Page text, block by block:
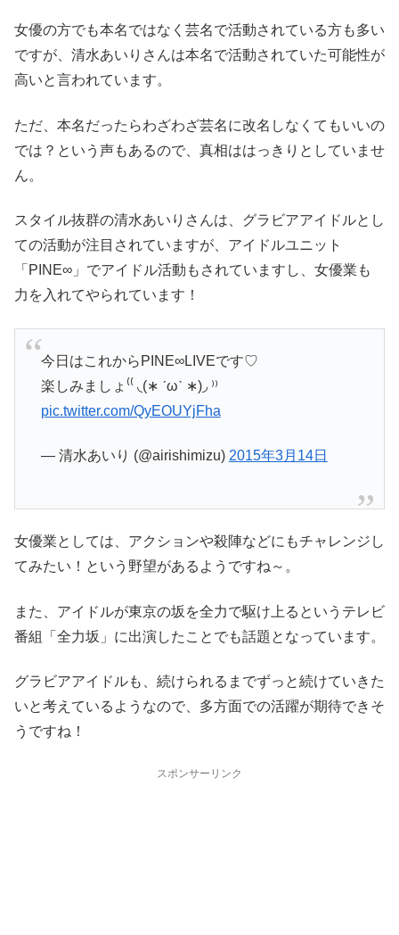
女優の方でも本名ではなく芸名で活動されている方も多い
ですが、清水あいりさんは本名で活動されていた可能性が
高いと言われています。
ただ、本名だったらわざわざ芸名に改名しなくてもいいの
では？という声もあるので、真相ははっきりとしていませ
ん。
スタイル抜群の清水あいりさんは、グラビアアイドルとし
ての活動が注目されていますが、アイドルユニット
「PINE∞」でアイドル活動もされていますし、女優業も
力を入れてやられています！
今日はこれからPINE∞LIVEです♡
楽しみましょ⁽⁽ ◟(∗ ˊωˋ ∗)◞ ⁾⁾
pic.twitter.com/QyEOUYjFha
— 清水あいり (@airishimizu) 2015年3月14日
女優業としては、アクションや殺陣などにもチャレンジし
てみたい！という野望があるようですね～。
また、アイドルが東京の坂を全力で駆け上るというテレビ
番組「全力坂」に出演したことでも話題となっています。
グラビアアイドルも、続けられるまでずっと続けていきた
いと考えているようなので、多方面での活躍が期待できそ
うですね！
スポンサーリンク